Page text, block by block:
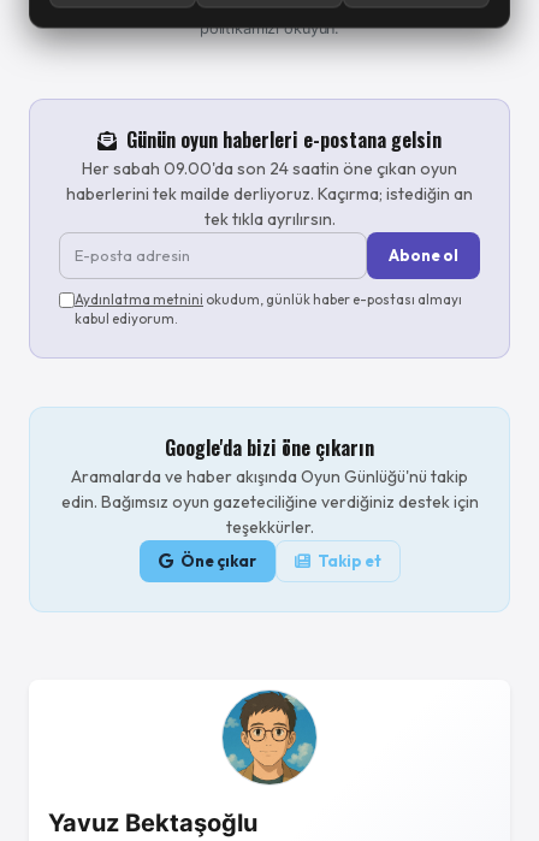
politikamızı okuyun.
Günün oyun haberleri e-postana gelsin
Her sabah 09.00'da son 24 saatin öne çıkan oyun
haberlerini tek mailde derliyoruz. Kaçırma; istediğin an
tek tıkla ayrılırsın.
Abone ol
Aydınlatma metnini okudum, günlük haber e-postası almayı
kabul ediyorum.
Google'da bizi öne çıkarın
Aramalarda ve haber akışında Oyun Günlüğü'nü takip
edin. Bağımsız oyun gazeteciliğine verdiğiniz destek için
teşekkürler.
Öne çıkar Takip et
Yavuz Bektaşoğlu